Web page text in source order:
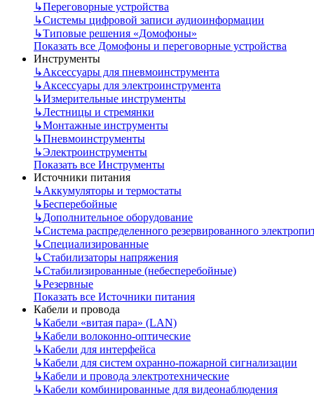
↳Переговорные устройства
↳Системы цифровой записи аудиоинформации
↳Типовые решения «Домофоны»
Показать все Домофоны и переговорные устройства
Инструменты
↳Аксессуары для пневмоинструмента
↳Аксессуары для электроинструмента
↳Измерительные инструменты
↳Лестницы и стремянки
↳Монтажные инструменты
↳Пневмоинструменты
↳Электроинструменты
Показать все Инструменты
Источники питания
↳Аккумуляторы и термостаты
↳Бесперебойные
↳Дополнительное оборудование
↳Система распределенного резервированного
↳Специализированные
↳Стабилизаторы напряжения
↳Стабилизированные (небесперебойные)
↳Резервные
Показать все Источники питания
Кабели и провода
↳Кабели «витая пара» (LAN)
↳Кабели волоконно-оптические
↳Кабели для интерфейса
↳Кабели для систем охранно-пожарной сигнализации
↳Кабели и провода электротехнические
↳Кабели комбинированные для видеонаблюдения